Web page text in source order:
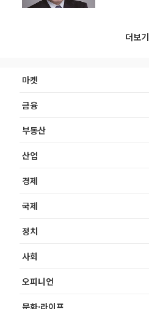
더보기
마켓
금융
부동산
산업
경제
국제
정치
사회
오피니언
문화·라이프